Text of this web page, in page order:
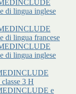
di lingua inglese
di lingua francese
di lingua inglese
3 H
e